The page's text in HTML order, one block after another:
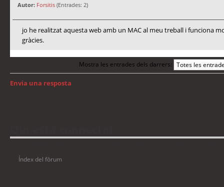
Autor: Forsitis (Entrades: 2)
jo he realitzat aquesta web amb un MAC al meu treball i funciona
gràcies.
Mostra les entrades dels darrers:
Envia una resposta
Índex del fòrum